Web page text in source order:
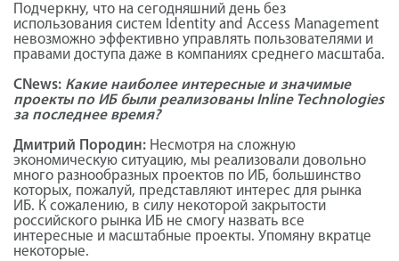
Подчеркну, что на сегодняшний день без
использования систем Identity and Access Management
невозможно эффективно управлять пользователями и
правами доступа даже в компаниях среднего масштаба.
CNews: Какие наиболее интересные и значимые
проекты по ИБ были реализованы Inline Technologies
за последнее время?
Дмитрий Породин: Несмотря на сложную
экономическую ситуацию, мы реализовали довольно
много разнообразных проектов по ИБ, большинство
которых, пожалуй, представляют интерес для рынка
ИБ. К сожалению, в силу некоторой закрытости
российского рынка ИБ не смогу назвать все
интересные и масштабные проекты. Упомяну вкратце
некоторые.